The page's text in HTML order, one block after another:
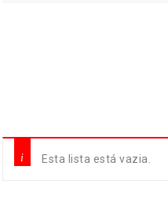
Esta lista está vazia.